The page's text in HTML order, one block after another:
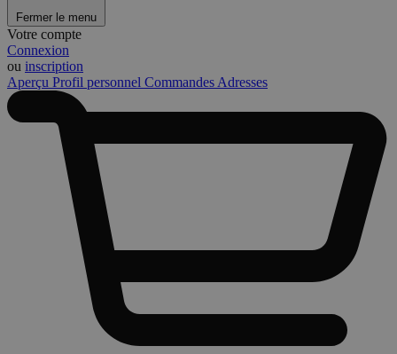
Fermer le menu
Votre compte
Connexion
ou inscription
Aperçu Profil personnel Commandes Adresses